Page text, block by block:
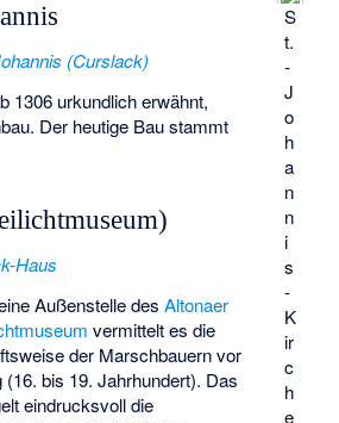
S
t.
-
J
o
h
a
n
n
i
s
-
K
ir
c
h
e
(Curslack)
1306 urkundlich erwähnt,
Der heutige Bau stammt
Haus
Außenstelle desAltonaer
vermittelt es die
der Marschbauern vor
bis 19. Jahrhundert). Das
eindrucksvoll die